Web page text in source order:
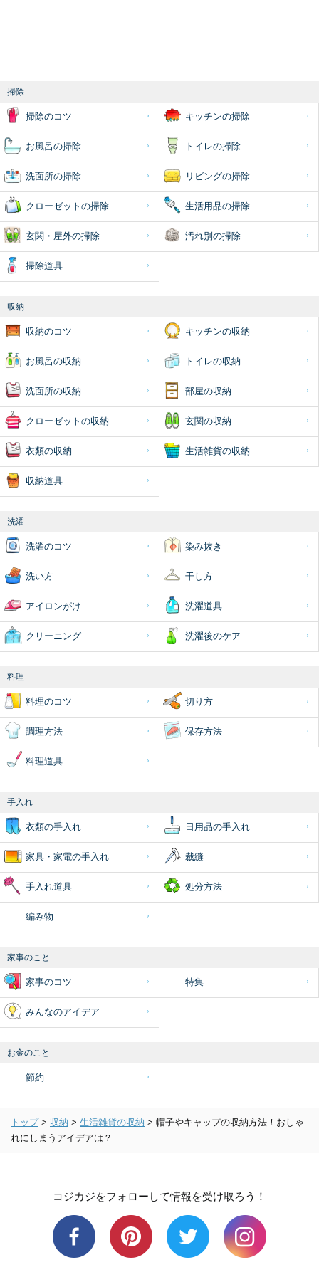
掃除
掃除のコツ キッチンの掃除
お風呂の掃除 トイレの掃除
洗面所の掃除 リビングの掃除
クローゼットの掃除 生活用品の掃除
玄関・屋外の掃除 汚れ別の掃除
掃除道具
収納
収納のコツ キッチンの収納
お風呂の収納 トイレの収納
洗面所の収納 部屋の収納
クローゼットの収納 玄関の収納
衣類の収納 生活雑貨の収納
収納道具
洗濯
洗濯のコツ 染み抜き
洗い方 干し方
アイロンがけ 洗濯道具
クリーニング 洗濯後のケア
料理
料理のコツ 切り方
調理方法 保存方法
料理道具
手入れ
衣類の手入れ 日用品の手入れ
家具・家電の手入れ 裁縫
手入れ道具 処分方法
編み物
家事のこと
家事のコツ 特集
みんなのアイデア
お金のこと
節約
トップ > 収納 > 生活雑貨の収納 > 帽子やキャップの収納方法！おしゃ
れにしまうアイデアは？
コジカジをフォローして情報を受け取ろう！